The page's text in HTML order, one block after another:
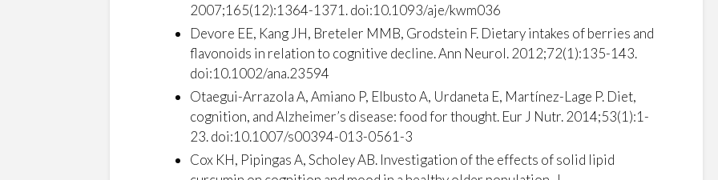
2007;165(12):1364-1371. doi:10.1093/aje/kwm036
Devore EE, Kang JH, Breteler MMB, Grodstein F. Dietary intakes of berries and
flavonoids in relation to cognitive decline. Ann Neurol. 2012;72(1):135-143.
doi:10.1002/ana.23594
Otaegui-Arrazola A, Amiano P, Elbusto A, Urdaneta E, Martínez-Lage P. Diet,
cognition, and Alzheimer’s disease: food for thought. Eur J Nutr. 2014;53(1):1-
23. doi:10.1007/s00394-013-0561-3
Cox KH, Pipingas A, Scholey AB. Investigation of the effects of solid lipid